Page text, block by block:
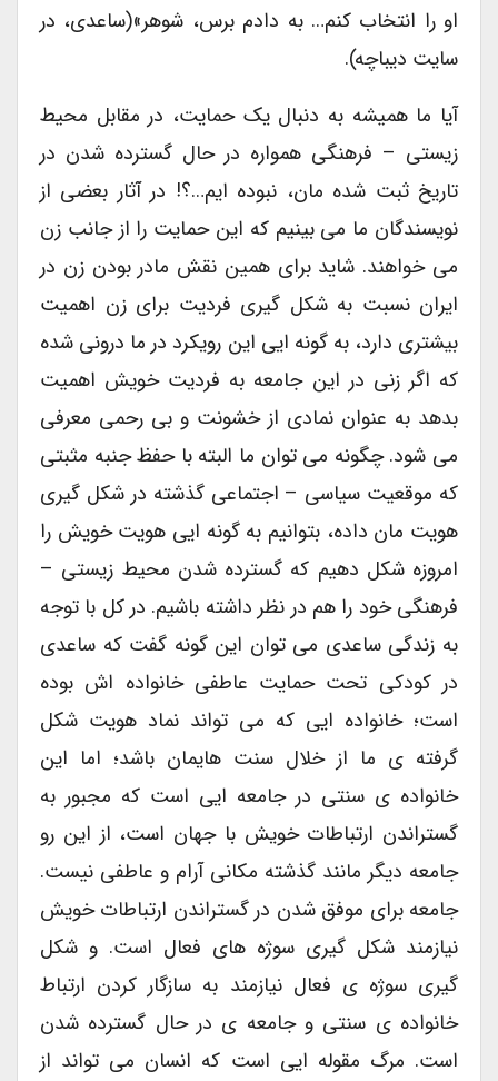
او را انتخاب کنم… به دادم برس، شوهر»(ساعدی، در
سایت دیباچه).
آیا ما همیشه به دنبال یک حمایت، در مقابل محیط
زیستی – فرهنگی همواره در حال گسترده شدن در
تاریخ ثبت شده مان، نبوده ایم…؟! در آثار بعضی از
نویسندگان ما می بینیم که این حمایت را از جانب زن
می خواهند. شاید برای همین نقش مادر بودن زن در
ایران نسبت به شکل گیری فردیت برای زن اهمیت
بیشتری دارد، به گونه ایی این رویکرد در ما درونی شده
که اگر زنی در این جامعه به فردیت خویش اهمیت
بدهد به عنوان نمادی از خشونت و بی رحمی معرفی
می شود. چگونه می توان ما البته با حفظ جنبه مثبتی
که موقعیت سیاسی – اجتماعی گذشته در شکل گیری
هویت مان داده، بتوانیم به گونه ایی هویت خویش را
امروزه شکل دهیم که گسترده شدن محیط زیستی –
فرهنگی خود را هم در نظر داشته باشیم. در کل با توجه
به زندگی ساعدی می توان این گونه گفت که ساعدی
در کودکی تحت حمایت عاطفی خانواده اش بوده
است؛ خانواده ایی که می تواند نماد هویت شکل
گرفته ی ما از خلال سنت هایمان باشد؛ اما این
خانواده ی سنتی در جامعه ایی است که مجبور به
گستراندن ارتباطات خویش با جهان است، از این رو
جامعه دیگر مانند گذشته مکانی آرام و عاطفی نیست.
جامعه برای موفق شدن در گستراندن ارتباطات خویش
نیازمند شکل گیری سوژه های فعال است. و شکل
گیری سوژه ی فعال نیازمند به سازگار کردن ارتباط
خانواده ی سنتی و جامعه ی در حال گسترده شدن
است. مرگ مقوله ایی است که انسان می تواند از